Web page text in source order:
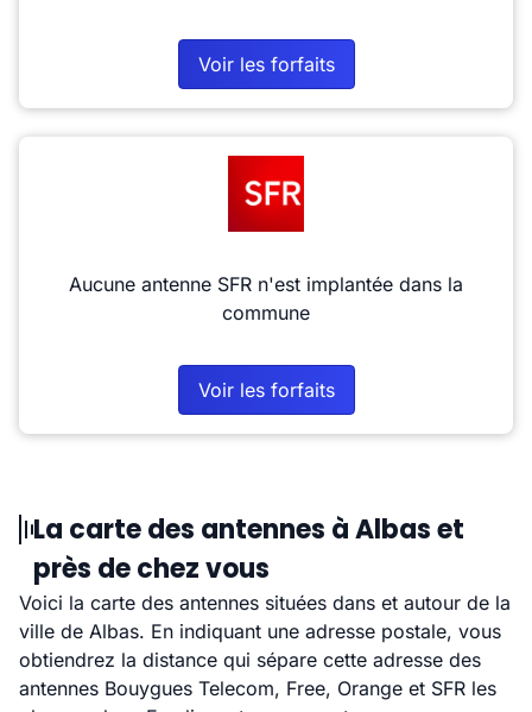
Voir les forfaits
Aucune antenne SFR n'est implantée dans la
commune
Voir les forfaits
La carte des antennes à Albas et
près de chez vous
Voici la carte des antennes situées dans et autour de la
ville de Albas. En indiquant une adresse postale, vous
obtiendrez la distance qui sépare cette adresse des
antennes Bouygues Telecom, Free, Orange et SFR les